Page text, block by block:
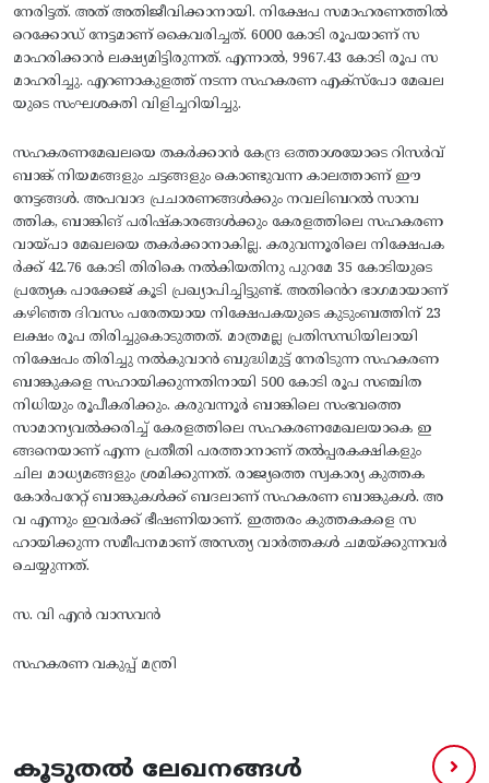
നേരിട്ടത്. അത് അതിജീവിക്കാനായി. നിക്ഷേപ സമാഹരണത്തിൽ
റെക്കോഡ് നേട്ടമാണ് കൈവരിച്ചത്. 6000 കോടി രൂപയാണ് സ
മാഹരിക്കാൻ ലക്ഷ്യമിട്ടിരുന്നത്. എന്നാൽ, 9967.43 കോടി രൂപ സ
മാഹരിച്ചു. എറണാകുളത്ത്‌ നടന്ന സഹകരണ എക്സ്പോ മേഖല
യുടെ സംഘശക്തി വിളിച്ചറിയിച്ചു.
സഹകരണമേഖലയെ തകർക്കാൻ കേന്ദ്ര ഒത്താശയോടെ റിസർവ്
ബാങ്ക് നിയമങ്ങളും ചട്ടങ്ങളും കൊണ്ടുവന്ന കാലത്താണ് ഈ
നേട്ടങ്ങൾ. അപവാദ പ്രചാരണങ്ങൾക്കും നവലിബറൽ സാമ്പ
ത്തിക, ബാങ്കിങ് പരിഷ്കാരങ്ങൾക്കും കേരളത്തിലെ സഹകരണ
വായ്പാ മേഖലയെ തകർക്കാനാകില്ല. കരുവന്നൂരിലെ നിക്ഷേപക
ർക്ക്‌ 42.76 കോടി തിരികെ നൽകിയതിനു പുറമേ 35 കോടിയുടെ
പ്രത്യേക പാക്കേജ്‌ കൂടി പ്രഖ്യാപിച്ചിട്ടുണ്ട്‌. അതിൻെറ ഭാഗമായാണ്‌
കഴിഞ്ഞ ദിവസം പരേതയായ നിക്ഷേപകയുടെ കുടുംബത്തിന്‌ 23
ലക്ഷം രൂപ തിരിച്ചുകൊടുത്തത്‌. മാത്രമല്ല പ്രതിസന്ധിയിലായി
നിക്ഷേപം തിരിച്ചു നല്‍കുവാന്‍ ബുദ്ധിമുട്ട് നേരിടുന്ന സഹകരണ
ബാങ്കുകളെ സഹായിക്കുന്നതിനായി 500 കോടി രൂപ സഞ്ചിത
നിധിയും രൂപീകരിക്കും. കരുവന്നൂർ ബാങ്കിലെ സംഭവത്തെ
സാമാന്യവൽക്കരിച്ച് കേരളത്തിലെ സഹകരണമേഖലയാകെ ഇ
ങ്ങനെയാണ് എന്ന പ്രതീതി പരത്താനാണ് തൽപ്പരകക്ഷികളും
ചില മാധ്യമങ്ങളും ശ്രമിക്കുന്നത്. രാജ്യത്തെ സ്വകാര്യ കുത്തക
കോർപറേറ്റ് ബാങ്കുകൾക്ക് ബദലാണ് സഹകരണ ബാങ്കുകൾ. അ
വ എന്നും ഇവർക്ക് ഭീഷണിയാണ്. ഇത്തരം കുത്തകകളെ സ
ഹായിക്കുന്ന സമീപനമാണ് അസത്യ വാർത്തകൾ ചമയ്‌ക്കുന്നവർ
ചെയ്യുന്നത്.
സ. വി എൻ വാസവൻ
സഹകരണ വകുപ്പ് മന്ത്രി
കൂടുതൽ ലേഖനങ്ങൾ